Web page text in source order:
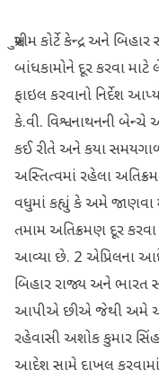
સુપ્રીમ કોર્ટે કેન્દ્ર અને
બાંધકામોને દૂર કરવા
ફાઇલ કરવાનો નિર્દેશ
કે.વી. વિશ્વનાથનની
કઈ રીતે અને કયા
અસ્તિત્વમાં રહેલા
વધુમાં કહ્યું કે અમે જાણવા
તમામ અતિક્રમણ દૂર
આવ્યા છે. 2 એપ્રિલના
બિહાર રાજ્ય અને ભારત
આપીએ છીએ જેથી અમે આ
રહેવાસી અશોક કુમાર
આદેશ સામે દાખલ